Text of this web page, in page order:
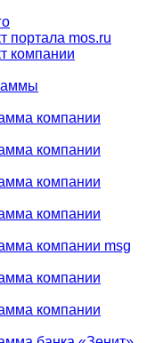
портала mos.ru
компании
компании
компании
компании
компании
компании msg
компании
компании